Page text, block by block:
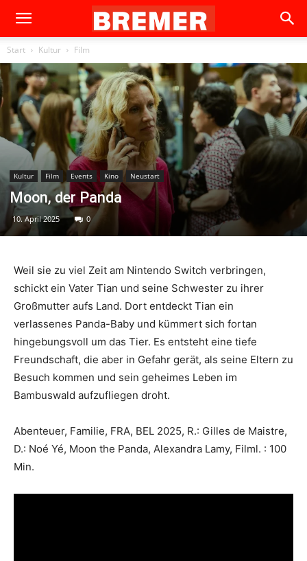
Start Kultur Film
Kultur Film Events Kino Neustart
Moon, der Panda
10. April 2025 0
Weil sie zu viel Zeit am Nintendo Switch verbringen,
schickt ein Vater Tian und seine Schwester zu ihrer
Großmutter aufs Land. Dort entdeckt Tian ein
verlassenes Panda-Baby und kümmert sich fortan
hingebungsvoll um das Tier. Es entsteht eine tiefe
Freundschaft, die aber in Gefahr gerät, als seine Eltern zu
Besuch kommen und sein geheimes Leben im
Bambuswald aufzufliegen droht.
Abenteuer, Familie, FRA, BEL 2025, R.: Gilles de Maistre,
D.: Noé Yé, Moon the Panda, Alexandra Lamy, Filml. : 100
Min.